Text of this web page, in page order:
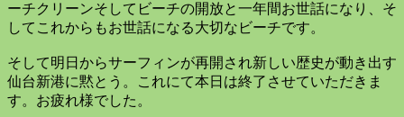
ーチクリーンそしてビーチの開放と一年間お世話になり、そ
してこれからもお世話になる大切なビーチです。
そして明日からサーフィンが再開され新しい歴史が動き出す
仙台新港に黙とう。これにて本日は終了させていただきま
す。お疲れ様でした。